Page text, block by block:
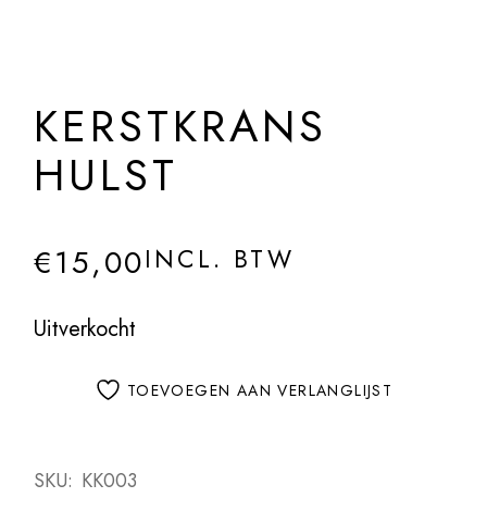
KERSTKRANS
HULST
€15,00INCL. BTW
Uitverkocht
TOEVOEGEN AAN VERLANGLIJST
SKU: KK003